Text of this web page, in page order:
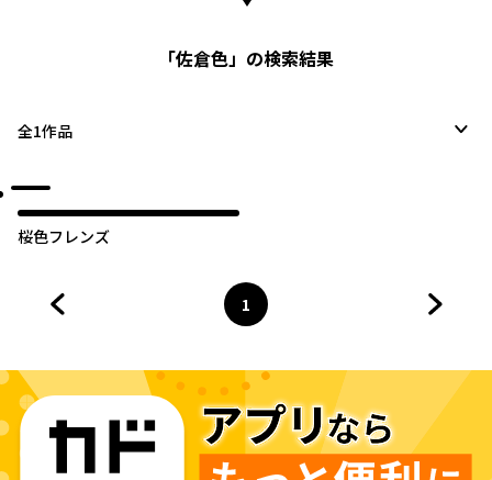
「佐倉色」の検索結果
全1作品
桜色フレンズ
ページ
1
へ